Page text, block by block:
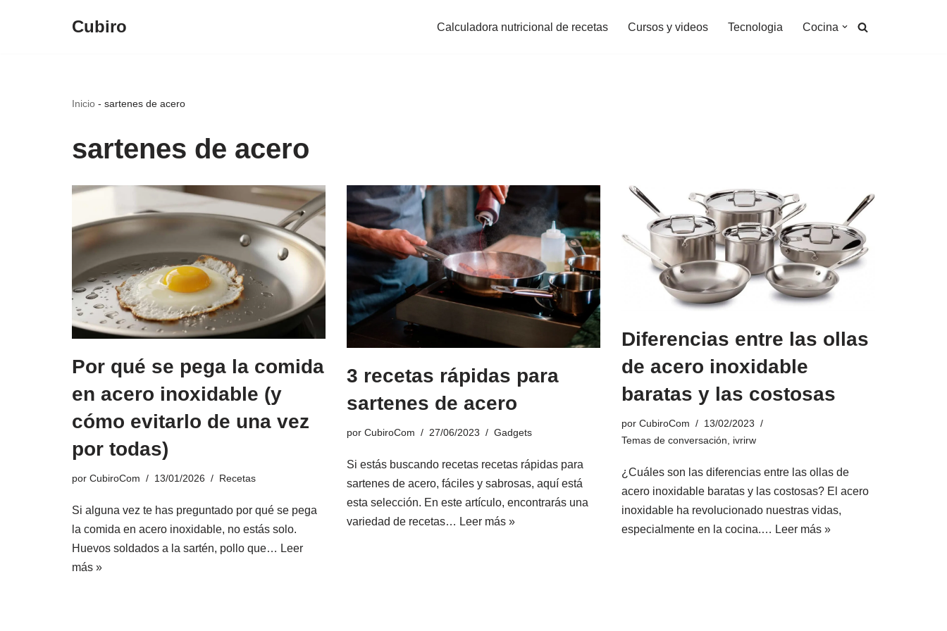
Cubiro Calculadora nutricional de recetas Cursos y videos Tecnologia Cocina
Inicio - sartenes de acero
sartenes de acero
Por qué se pega la comida
en acero inoxidable (y
cómo evitarlo de una vez
por todas)
por CubiroCom 13/01/2026 Recetas
Si alguna vez te has preguntado por qué se pega
la comida en acero inoxidable, no estás solo.
Huevos soldados a la sartén, pollo que… Leer
más »
3 recetas rápidas para
sartenes de acero
por CubiroCom 27/06/2023 Gadgets
Si estás buscando recetas recetas rápidas para
sartenes de acero, fáciles y sabrosas, aquí está
esta selección. En este artículo, encontrarás una
variedad de recetas… Leer más »
Diferencias entre las ollas
de acero inoxidable
baratas y las costosas
por CubiroCom
13/02/2023
Temas de conversación, ivrirw
¿Cuáles son las diferencias entre las ollas de
acero inoxidable baratas y las costosas? El acero
inoxidable ha revolucionado nuestras vidas,
especialmente en la cocina.… Leer más »